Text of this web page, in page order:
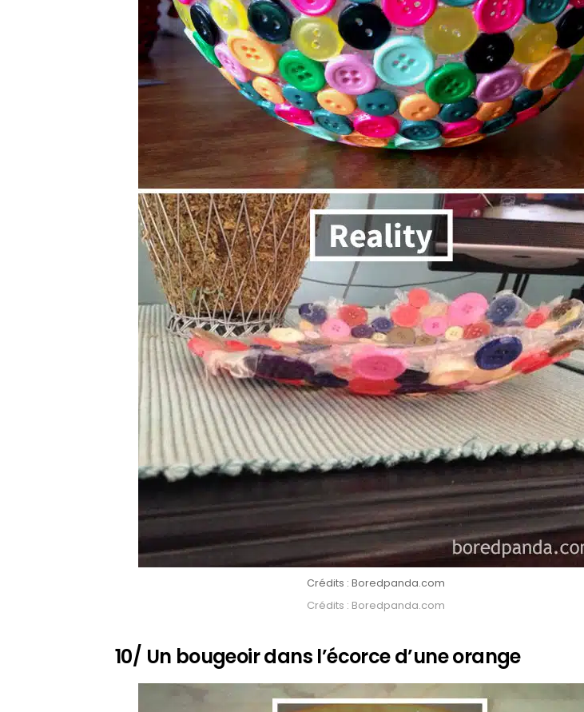
Crédits : Boredpanda.com
Crédits : Boredpanda.com
10/ Un bougeoir dans l’écorce d’une orange